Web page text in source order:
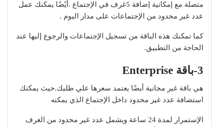
متصلة مع إمكانية إضافة 5غرف في الإجتماع .أيًضًا يمكنك عمل
عدد غير محدود من الإجتماعات على مدار اليوم .
كما تمكنك هذه الباقة من تسجيل الإجتماعات والرجوع إليها عند
الحاجة من التطبيق.
3-باقة Enterprise
هي باقة غير مجانية أيضًا يعتمد سعرها علي طلبك.حيث يمكنك
استضافة عدد غير محدود داخل الإجتماع الذي يمكنه
الإستمرار لمدة 24 ساعة ويشمل عدد غير محدود من الغرف